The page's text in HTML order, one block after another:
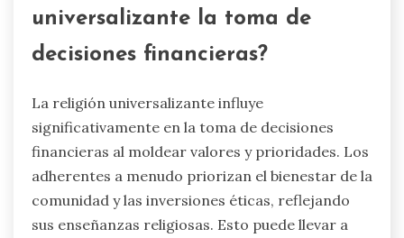
universalizante la toma de
decisiones financieras?
La religión universalizante influye
significativamente en la toma de decisiones
financieras al moldear valores y prioridades. Los
adherentes a menudo priorizan el bienestar de la
comunidad y las inversiones éticas, reflejando
sus enseñanzas religiosas. Esto puede llevar a